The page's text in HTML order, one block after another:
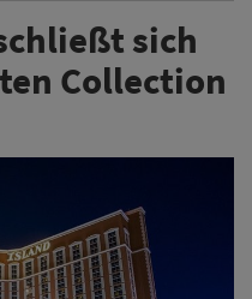
sich
Collection